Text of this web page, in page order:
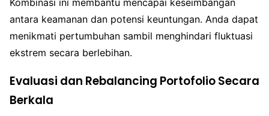
antara keamanan dan potensi keuntungan. Anda dapat
menikmati pertumbuhan sambil menghindari fluktuasi
ekstrem secara berlebihan.
Evaluasi dan Rebalancing Portofolio Secara
Berkala